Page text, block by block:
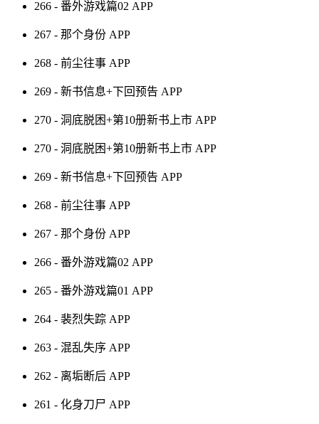
266 - 番外游戏篇02 APP
267 - 那个身份 APP
268 - 前尘往事 APP
269 - 新书信息+下回预告 APP
270 - 洞底脱困+第10册新书上市 APP
270 - 洞底脱困+第10册新书上市 APP
269 - 新书信息+下回预告 APP
268 - 前尘往事 APP
267 - 那个身份 APP
266 - 番外游戏篇02 APP
265 - 番外游戏篇01 APP
264 - 裴烈失踪 APP
263 - 混乱失序 APP
262 - 离垢断后 APP
261 - 化身刀尸 APP